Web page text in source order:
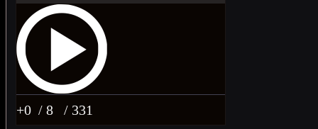
+0 / 8 / 331